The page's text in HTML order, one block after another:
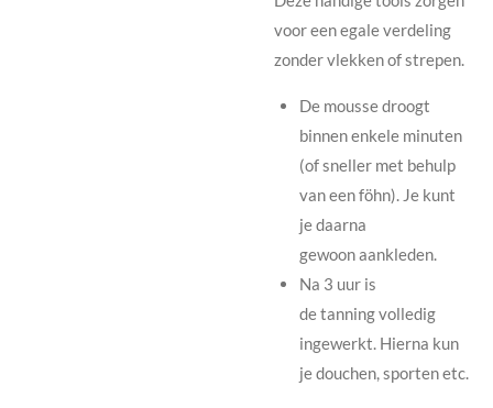
voor een egale verdeling
zonder vlekken of strepen.
De mousse droogt
binnen enkele minuten
(of sneller met behulp
van een föhn). Je kunt
je daarna
gewoon aankleden.
Na 3 uur is
de tanning volledig
ingewerkt. Hierna kun
je douchen, sporten etc.